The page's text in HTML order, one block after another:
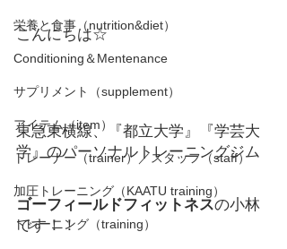
栄養と食事（nutrition&diet）
Conditioning＆Mentenance
サプリメント（supplement）
アイテム（item）
トレーナー（trainer）／スタッフ（staff）
加圧トレーニング（KAATU training）
トレーニング（training）
こんにちは☆
東急東横線、『都立大学』『学芸大
学』のパーソナルトレーニングジム
ゴーフィールドフィットネスの小林
です！！